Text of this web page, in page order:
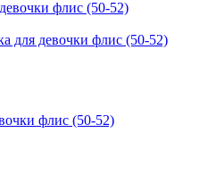
для девочки флис (50-52)
флис (50-52)